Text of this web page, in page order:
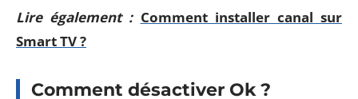
Lire également : Comment installer canal sur
Smart TV ?
Comment désactiver Ok ?